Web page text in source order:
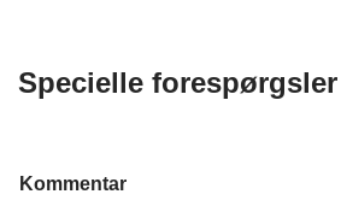
Specielle forespørgsler
Kommentar